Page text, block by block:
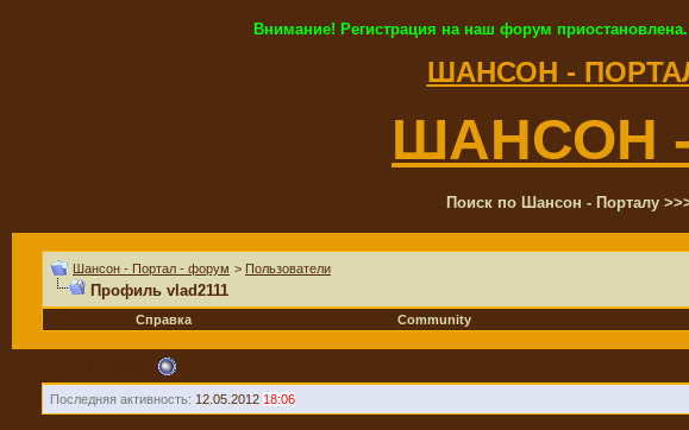
Внимание! Регистрация на наш форум
ШАНСОН -
ШАНСОН
Поиск по Шансон - Порталу
Шансон - Портал - форум > Пользователи
Профиль vlad2111
Справка
Community
Последняя активность: 12.05.2012 18:06